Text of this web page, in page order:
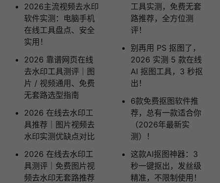
2026主流视频去水印
软件实测：电脑手机
在线工具盘点、安全
实用！
2026 靠谱网页在线
去水印工具测评｜图
片 / 视频通用、免费
无套路选型指南
2026 在线去水印工
具推荐｜图片视频去
水印实测优缺点对比
2026 在线去水印工
具测评｜免费图片视
频去水印无套路推荐
工具实测，免费无套
路推荐，全方位测
评！
别再用 PS 抠图了，
2026 实测 5 款在线
AI 抠图工具，3 秒抠
出！
6款免费抠图软件推
荐，总有一款适合你
（2026年最新实
测）！
这款AI抠图神器：3
秒一键抠出，发丝级
精准，不限制使用！